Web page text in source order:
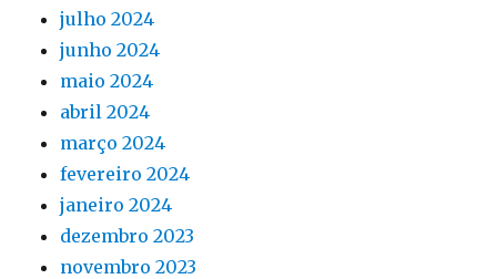
julho 2024
junho 2024
maio 2024
abril 2024
março 2024
fevereiro 2024
janeiro 2024
dezembro 2023
novembro 2023